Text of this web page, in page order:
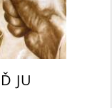
JU